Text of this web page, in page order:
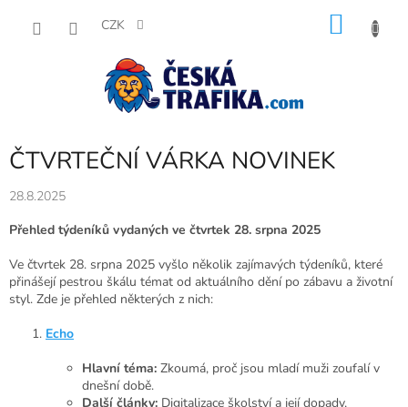
CZK
ČTVRTEČNÍ VÁRKA NOVINEK
28.8.2025
Přehled týdeníků vydaných ve čtvrtek 28. srpna 2025
Ve čtvrtek 28. srpna 2025 vyšlo několik zajímavých týdeníků, které
přinášejí pestrou škálu témat od aktuálního dění po zábavu a životní
styl. Zde je přehled některých z nich:
Echo
Hlavní téma: Zkoumá, proč jsou mladí muži zoufalí v
dnešní době.
Další články: Digitalizace školství a její dopady,